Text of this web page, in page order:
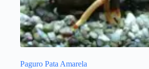
Paguro Pata Amarela